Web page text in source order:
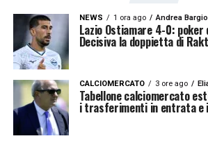
NEWS 1 ora ago Andrea
Lazio Ostiamare 4-0:
Decisiva la doppietta di
CALCIOMERCATO 3 ore ago
Tabellone calciomercato
i trasferimenti in entrata e